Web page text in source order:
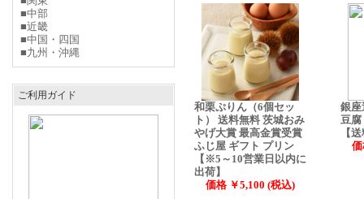
■中部
■近畿
■中国・四国
■九州・沖縄
ご利用ガイド
和栗ぷりん（6個セッ
ト） 送料無料 茨城おみ
やげ大賞 最高金賞受賞
ふじ屋 ギフト プリン
【※5～10営業日以内に
出荷】
価格 ￥5,100 (税込)
銀座
豆腐
【
価